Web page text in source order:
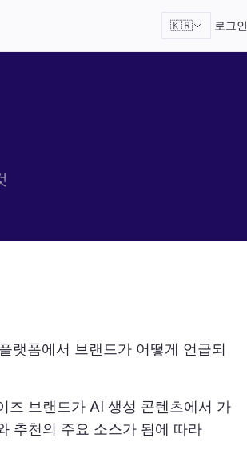
🇰🇷 로그인
랫폼에서 브랜드가 어떻게 언급되
즈 브랜드가 AI 생성 콘텐츠에서 가
추천의 주요 소스가 됨에 따라